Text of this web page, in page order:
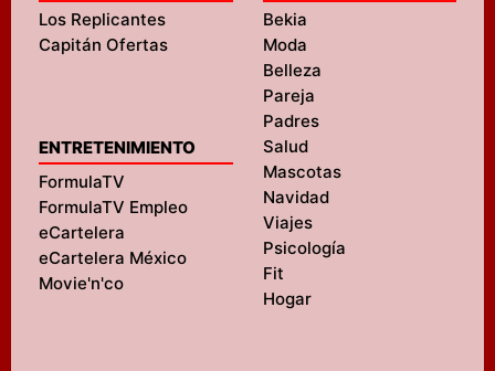
Los Replicantes
Capitán Ofertas
ENTRETENIMIENTO
FormulaTV
FormulaTV Empleo
eCartelera
eCartelera México
Movie'n'co
Bekia
Moda
Belleza
Pareja
Padres
Salud
Mascotas
Navidad
Viajes
Psicología
Fit
Hogar